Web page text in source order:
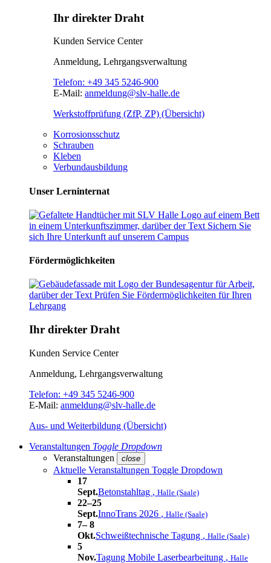
Ihr direkter Draht
Kunden Service Center
Anmeldung, Lehrgangsverwaltung
Telefon: +49 345 5246-900
E-Mail: anmeldung@slv-halle.de
Werkstoffprüfung (ZfP, ZP) (Übersicht)
Korrosionsschutz
Schrauben
Kleben
Verbundausbildung
Unser Lerninternat
Fördermöglichkeiten
Ihr direkter Draht
Kunden Service Center
Anmeldung, Lehrgangsverwaltung
Telefon: +49 345 5246-900
E-Mail: anmeldung@slv-halle.de
Aus- und Weiterbildung (Übersicht)
Veranstaltungen Toggle Dropdown
Veranstaltungen
close
Aktuelle Veranstaltungen Toggle Dropdown
17
Sept.Betonstahltag , Halle (Saale)
22–25
Sept.InnoTrans 2026 , Halle (Saale)
7– 8
Okt.Schweißtechnische Tagung , Halle (Saale)
5
Nov.Tagung Mobile Laserbearbeitung , Halle